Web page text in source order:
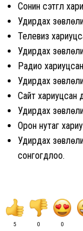
Сонин сэтгүүл
Удирдах
Телевиз
Удирдах
Радио
Удирдах
Сайт хариуцсан
Удирдах
Орон нутаг
Удирдах
сонгогдлоо.
5 0 0